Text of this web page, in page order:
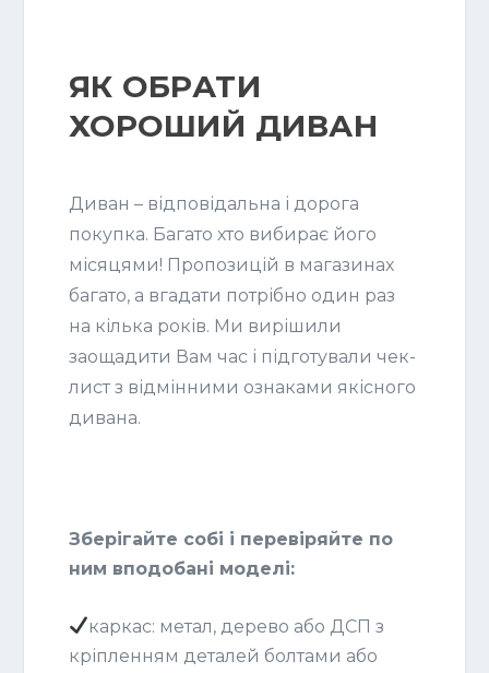
ЯК ОБРАТИ
ХОРОШИЙ ДИВАН
Диван – відповідальна і дорога
покупка. Багато хто вибирає його
місяцями! Пропозицій в магазинах
багато, а вгадати потрібно один раз
на кілька років. Ми вирішили
заощадити Вам час і підготували чек-
лист з відмінними ознаками якісного
дивана.
Зберігайте собі і перевіряйте по
ним вподобані моделі:
каркас: метал, дерево або ДСП з
кріпленням деталей болтами або